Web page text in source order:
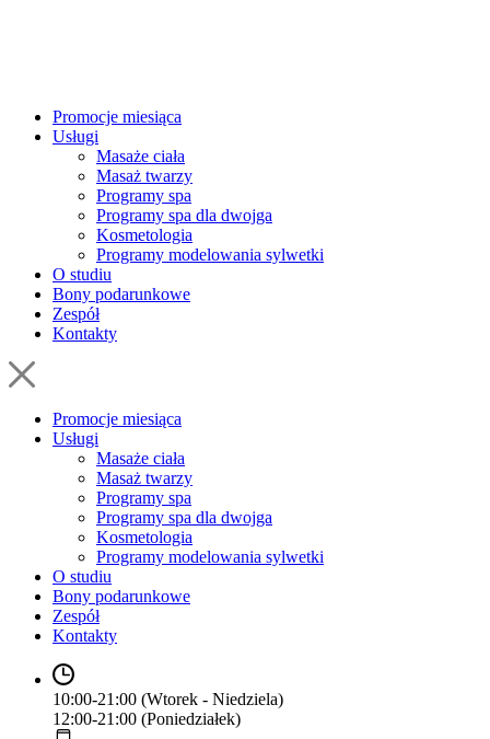
Promocje miesiąca
Usługi
Masaże ciała
Masaż twarzy
Programy spa
Programy spa dla dwojga
Kosmetologia
Programy modelowania sylwetki
O studiu
Bony podarunkowe
Zespół
Kontakty
Promocje miesiąca
Usługi
Masaże ciała
Masaż twarzy
Programy spa
Programy spa dla dwojga
Kosmetologia
Programy modelowania sylwetki
O studiu
Bony podarunkowe
Zespół
Kontakty
10:00-21:00 (Wtorek - Niedziela)
12:00-21:00 (Poniedziałek)